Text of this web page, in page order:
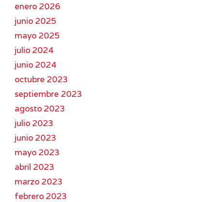
enero 2026
junio 2025
mayo 2025
julio 2024
junio 2024
octubre 2023
septiembre 2023
agosto 2023
julio 2023
junio 2023
mayo 2023
abril 2023
marzo 2023
febrero 2023